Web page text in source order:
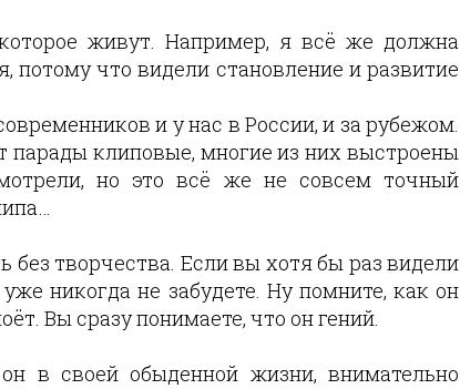
живут. Например, я всё же должна
что видели становление и развитие
и у нас в России, и за рубежом.
парады клиповые, многие из них выстроены
но это всё же не совсем точный
творчества. Если вы хотя бы раз видели
никогда не забудете. Ну помните, как он
Вы сразу понимаете, что он гений.
в своей обыденной жизни, внимательно